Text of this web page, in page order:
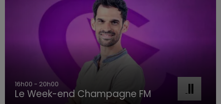
7h00 - 11h00
BEST OF